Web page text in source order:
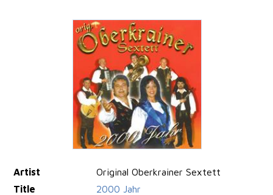
Artist
Original Oberkrainer Sextett
Title
2000 Jahr